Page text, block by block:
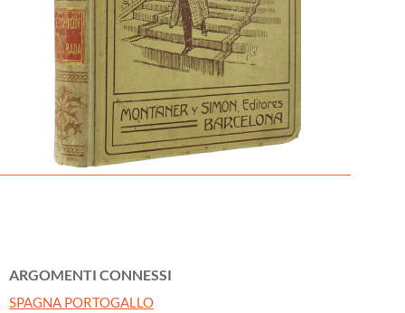
ARGOMENTI CONNESSI
SPAGNA PORTOGALLO